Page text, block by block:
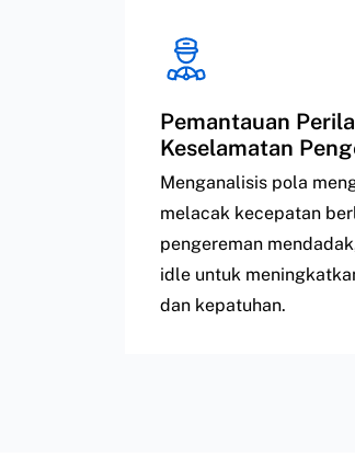
Pemantauan
Keselamatan
Menganalisis pola
melacak kecepatan
pengereman
idle untuk
dan kepatuhan.